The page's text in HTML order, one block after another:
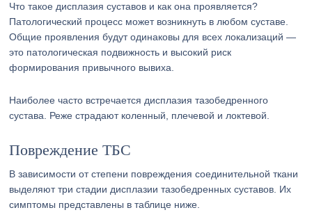
Что такое дисплазия суставов и как она проявляется?
Патологический процесс может возникнуть в любом суставе.
Общие проявления будут одинаковы для всех локализаций —
это патологическая подвижность и высокий риск
формирования привычного вывиха.
Наиболее часто встречается дисплазия тазобедренного
сустава. Реже страдают коленный, плечевой и локтевой.
Повреждение ТБС
В зависимости от степени повреждения соединительной ткани
выделяют три стадии дисплазии тазобедренных суставов. Их
симптомы представлены в таблице ниже.